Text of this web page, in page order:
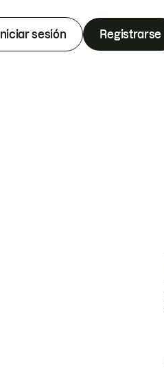
Iniciar sesión Registrarse